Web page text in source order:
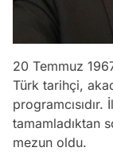
20 Temmuz
Türk tarihçi,
tamamladıktan
mezun oldu.